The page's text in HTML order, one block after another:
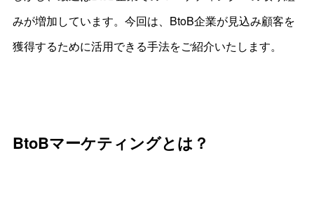
みが増加しています。今回は、BtoB企業が見込み顧客を
獲得するために活用できる手法をご紹介いたします。
BtoBマーケティングとは？